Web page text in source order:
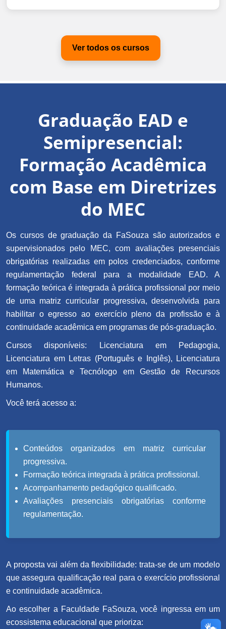
Ver todos os cursos
Graduação EAD e
Semipresencial:
Formação Acadêmica
com Base em Diretrizes
do MEC
Os cursos de graduação da FaSouza são autorizados e
supervisionados pelo MEC, com avaliações presenciais
obrigatórias realizadas em polos credenciados, conforme
regulamentação federal para a modalidade EAD. A
formação teórica é integrada à prática profissional por meio
de uma matriz curricular progressiva, desenvolvida para
habilitar o egresso ao exercício pleno da profissão e à
continuidade acadêmica em programas de pós-graduação.
Cursos disponíveis: Licenciatura em Pedagogia,
Licenciatura em Letras (Português e Inglês), Licenciatura
em Matemática e Tecnólogo em Gestão de Recursos
Humanos.
Você terá acesso a:
Conteúdos organizados em matriz curricular
progressiva.
Formação teórica integrada à prática profissional.
Acompanhamento pedagógico qualificado.
Avaliações presenciais obrigatórias conforme
regulamentação.
A proposta vai além da flexibilidade: trata-se de um modelo
que assegura qualificação real para o exercício profissional
e continuidade acadêmica.
Ao escolher a Faculdade FaSouza, você ingressa em um
ecossistema educacional que prioriza: